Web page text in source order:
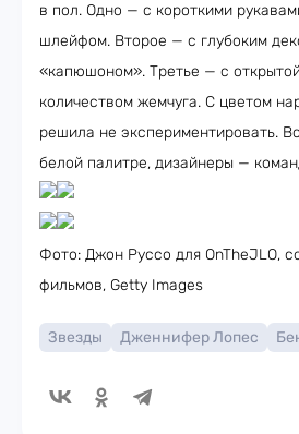
в пол. Одно — с короткими
шлейфом. Второе — с глубоким
«капюшоном». Третье — с
количеством жемчуга. С цветом
решила не экспериментировать.
белой палитре, дизайнеры —
Фото: Джон Руссо для OnTheJLO,
фильмов, Getty Images
Звезды Дженнифер Лопес